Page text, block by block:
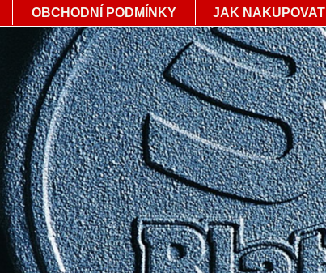
OBCHODNÍ PODMÍNKY JAK NAKUPOVAT